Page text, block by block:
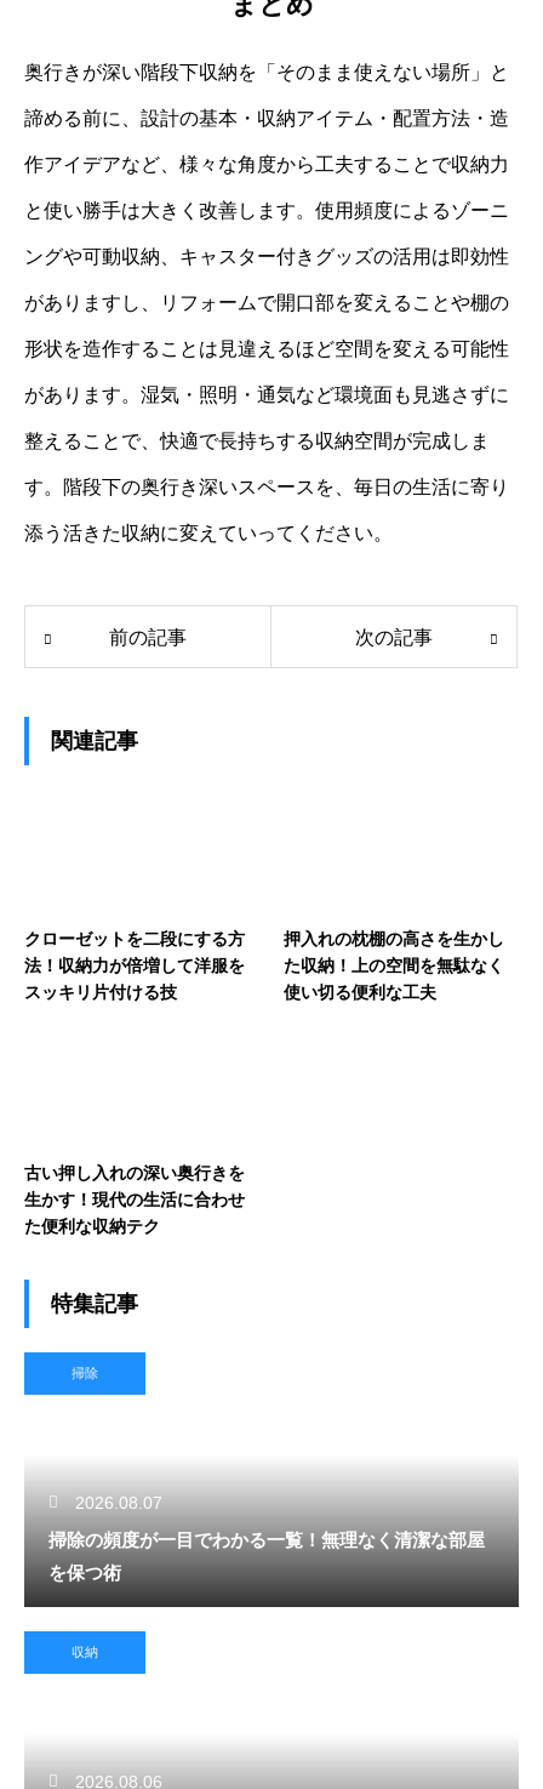
奥行きが深い階段下収納を「そのまま使えない場所」と
諦める前に、設計の基本・収納アイテム・配置方法・造
作アイデアなど、様々な角度から工夫することで収納力
と使い勝手は大きく改善します。使用頻度によるゾーニ
ングや可動収納、キャスター付きグッズの活用は即効性
がありますし、リフォームで開口部を変えることや棚の
形状を造作することは見違えるほど空間を変える可能性
があります。湿気・照明・通気など環境面も見逃さずに
整えることで、快適で長持ちする収納空間が完成しま
す。階段下の奥行き深いスペースを、毎日の生活に寄り
添う活きた収納に変えていってください。
前の記事 次の記事
関連記事
クローゼットを二段にする方
法！収納力が倍増して洋服を
スッキリ片付ける技
押入れの枕棚の高さを生かし
た収納！上の空間を無駄なく
使い切る便利な工夫
古い押し入れの深い奥行きを
生かす！現代の生活に合わせ
た便利な収納テク
特集記事
掃除
2026.08.07
掃除の頻度が一目でわかる一覧！無理なく清潔な部屋
を保つ術
収納
2026.08.06